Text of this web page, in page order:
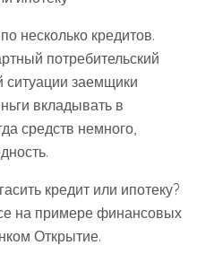
несколько кредитов.
потребительский
ситуации заемщики
вкладывать в
средств немного,
кредит или ипотеку?
на примере финансовых
Открытие.